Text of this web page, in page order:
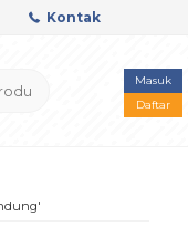
Kontak
Masuk
Daftar